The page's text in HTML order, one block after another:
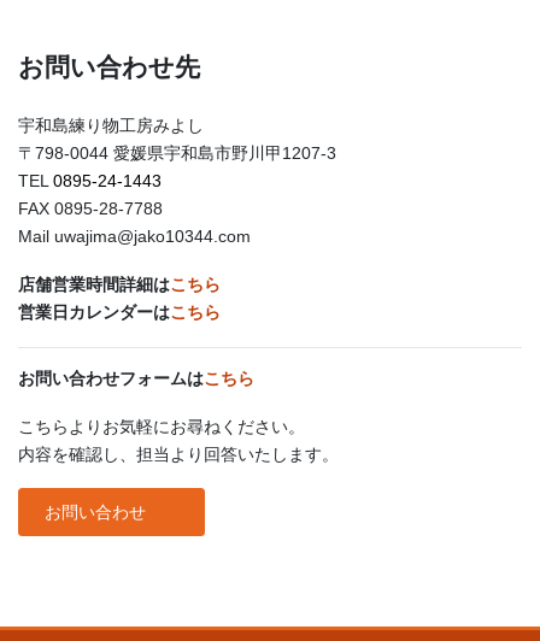
お問い合わせ先
宇和島練り物工房みよし
〒798-0044 愛媛県宇和島市野川甲1207-3
TEL0895-24-1443
FAX 0895-28-7788
Mail uwajima@jako10344.com
店舗営業時間詳細はこちら
営業日カレンダーはこちら
お問い合わせフォームはこちら
こちらよりお気軽にお尋ねください。
内容を確認し、担当より回答いたします。
お問い合わせ